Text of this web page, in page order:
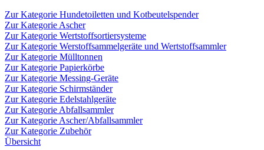
Zur Kategorie Hundetoiletten und Kotbeutelspender
Zur Kategorie Ascher
Zur Kategorie Wertstoffsortiersysteme
Zur Kategorie Werstoffsammelgeräte und Wertstoffsammler
Zur Kategorie Mülltonnen
Zur Kategorie Papierkörbe
Zur Kategorie Messing-Geräte
Zur Kategorie Schirmständer
Zur Kategorie Edelstahlgeräte
Zur Kategorie Abfallsammler
Zur Kategorie Ascher/Abfallsammler
Zur Kategorie Zubehör
Übersicht